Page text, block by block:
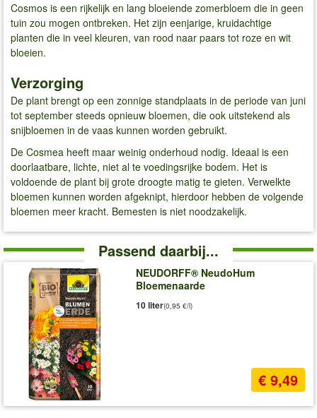
Cosmos is een rijkelijk en lang bloeiende zomerbloem die in geen
tuin zou mogen ontbreken. Het zijn eenjarige, kruidachtige
planten die in veel kleuren, van rood naar paars tot roze en wit
bloeien.
Verzorging
De plant brengt op een zonnige standplaats in de periode van juni
tot september steeds opnieuw bloemen, die ook uitstekend als
snijbloemen in de vaas kunnen worden gebruikt.
De Cosmea heeft maar weinig onderhoud nodig. Ideaal is een
doorlaatbare, lichte, niet al te voedingsrijke bodem. Het is
voldoende de plant bij grote droogte matig te gieten. Verwelkte
bloemen kunnen worden afgeknipt, hierdoor hebben de volgende
bloemen meer kracht. Bemesten is niet noodzakelijk.
Passend daarbij...
NEUDORFF® NeudoHum
Bloemenaarde
10 liter
€ 9,49
(0,95 €/l)